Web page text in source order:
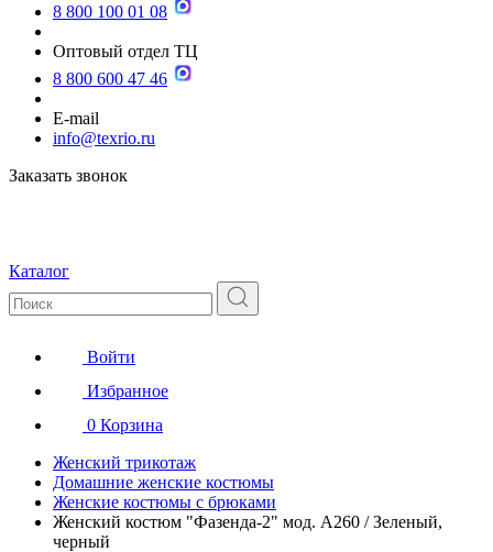
8 800 100 01 08
Оптовый отдел ТЦ
8 800 600 47 46
E-mail
info@texrio.ru
Заказать звонок
Каталог
Войти
Избранное
0 Корзина
Женский трикотаж
Домашние женские костюмы
Женские костюмы с брюками
Женский костюм "Фазенда-2" мод. А260 / Зеленый,
черный